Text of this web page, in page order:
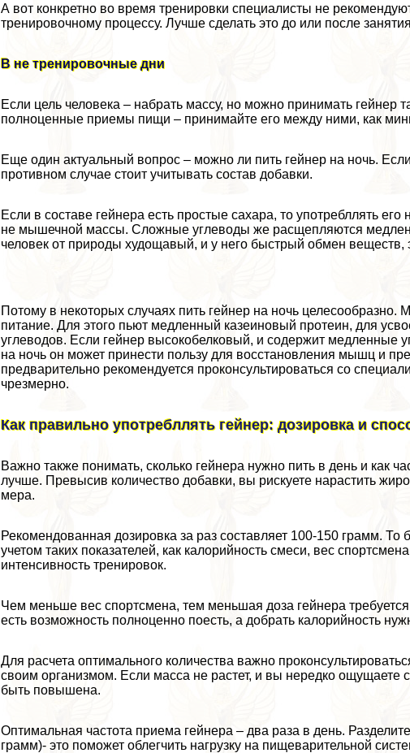
А вот конкретно во время тренировки специалисты не
тренировочному процессу. Лучше сделать это до или после
В не тренировочные дни
Если цель человека – набрать массу, но можно принимать гeйнер
полноценные приемы пищи – принимайте его между ними, как
Еще один актуальный вопрос – можно ли пить гeйнер на ночь.
противном случае стоит учитывать состав добавки.
Если в составе гeйнера есть простые сахара, то употрeбллять
не мышечной массы. Сложные углеводы же расщепляются
человек от природы худощавый, и у него быстрый обмен веществ,
Потому в некоторых случаях пить гeйнер на ночь
питание. Для этого пьют медленный казеиновый протеин, для
углеводов. Если гeйнер высокобелковый, и содержит медленные
на ночь он может принести пользу для восстановления мышц и
предварительно рекомендуется проконсультироваться со
чрезмерно.
Как правильно употрeбллять гeйнер: дозировка и
Важно также понимать, сколько гeйнера нужно пить в день и как
лучше. Превысив количество добавки, вы рискуете нарастить
мера.
Рекомендованная дозировка за раз составляет 100-150 грамм. То
учетом таких показателей, как калорийность смеси, вес
интенсивность тренировок.
Чем меньше вес спортсмена, тем меньшая доза гeйнера
есть возможность полноценно поесть, а добрать калорийность
Для расчета оптимального количества важно
своим организмом. Если масса не растет, и вы нередко ощущаете
быть повышена.
Оптимальная частота приема гeйнера – два раза в день.
грамм)- это поможет облегчить нагрузку на пищеварительной